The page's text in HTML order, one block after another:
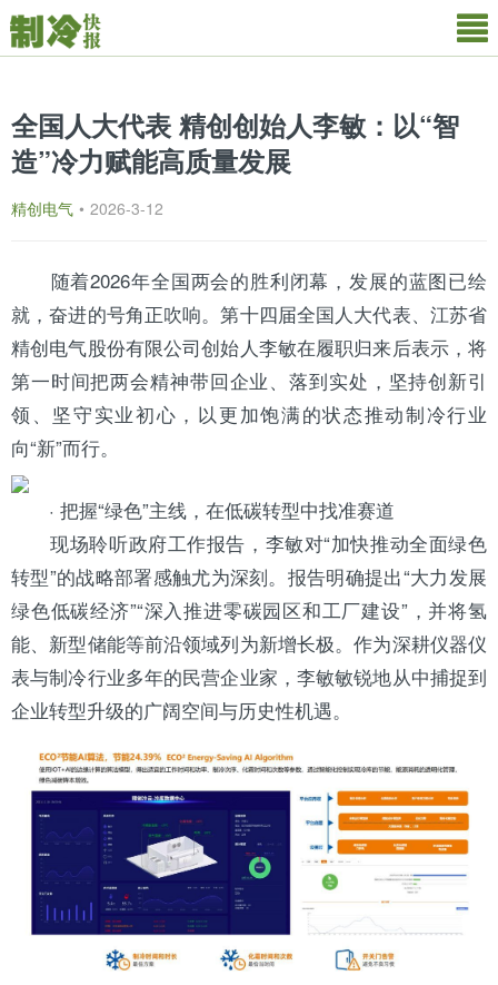
全国人大代表 精创创始人李敏：以“智
造”冷力赋能高质量发展
精创电气 • 2026-3-12
随着2026年全国两会的胜利闭幕，发展的蓝图已绘
就，奋进的号角正吹响。第十四届全国人大代表、 江苏省
精创电气股份有限公司创始人李敏在履职归来后表示，将
第一时间把两会精神带回企业、落到实处，坚持创新引
领、坚守实业初心，以更加饱满的状态推动制冷行业
向“新”而行。
· 把握“绿色”主线，在低碳转型中找准赛道
现场聆听政府工作报告，李敏对“加快推动全面绿色
转型”的战略部署感触尤为深刻。报告明确提出“大力发展
绿色低碳经济”“深入推进零碳园区和工厂建设”，并将氢
能、新型储能等前沿领域列为新增长极。作为深耕仪器仪
表与制冷行业多年的民营企业家，李敏敏锐地从中捕捉到
企业转型升级的广阔空间与历史性机遇。